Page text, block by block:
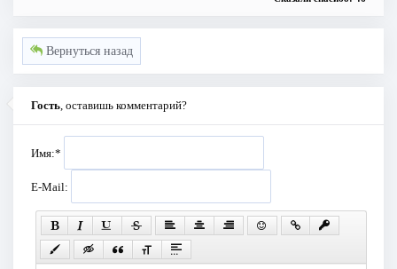
Вернуться назад
Гость , оставишь комментарий?
Имя:*
E-Mail: